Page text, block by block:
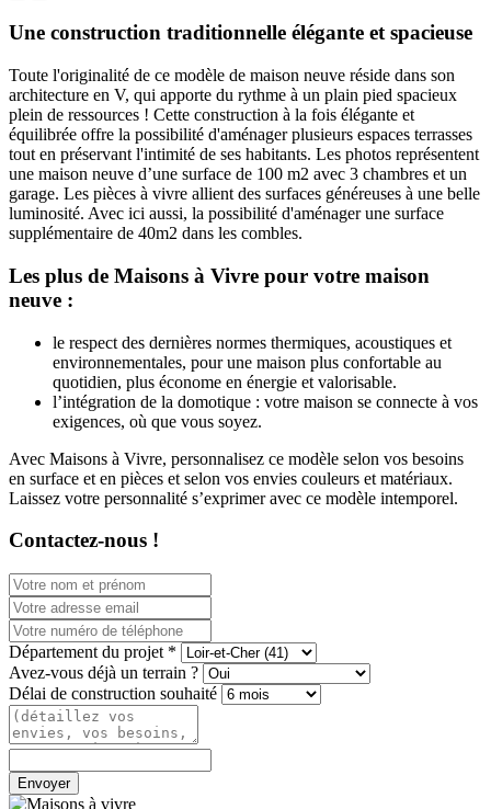
Une construction traditionnelle élégante et spacieuse
Toute l'originalité de ce modèle de maison neuve réside dans son
architecture en V, qui apporte du rythme à un plain pied spacieux
plein de ressources ! Cette construction à la fois élégante et
équilibrée offre la possibilité d'aménager plusieurs espaces terrasses
tout en préservant l'intimité de ses habitants. Les photos représentent
une maison neuve d’une surface de 100 m2 avec 3 chambres et un
garage. Les pièces à vivre allient des surfaces généreuses à une belle
luminosité. Avec ici aussi, la possibilité d'aménager une surface
supplémentaire de 40m2 dans les combles.
Les plus de Maisons à Vivre pour votre maison
neuve :
le respect des dernières normes thermiques, acoustiques et
environnementales, pour une maison plus confortable au
quotidien, plus économe en énergie et valorisable.
l’intégration de la domotique : votre maison se connecte à vos
exigences, où que vous soyez.
Avec Maisons à Vivre, personnalisez ce modèle selon vos besoins
en surface et en pièces et selon vos envies couleurs et matériaux.
Laissez votre personnalité s’exprimer avec ce modèle intemporel.
Contactez-nous !
Département du projet *
Avez-vous déjà un terrain ?
Délai de construction souhaité
Envoyer